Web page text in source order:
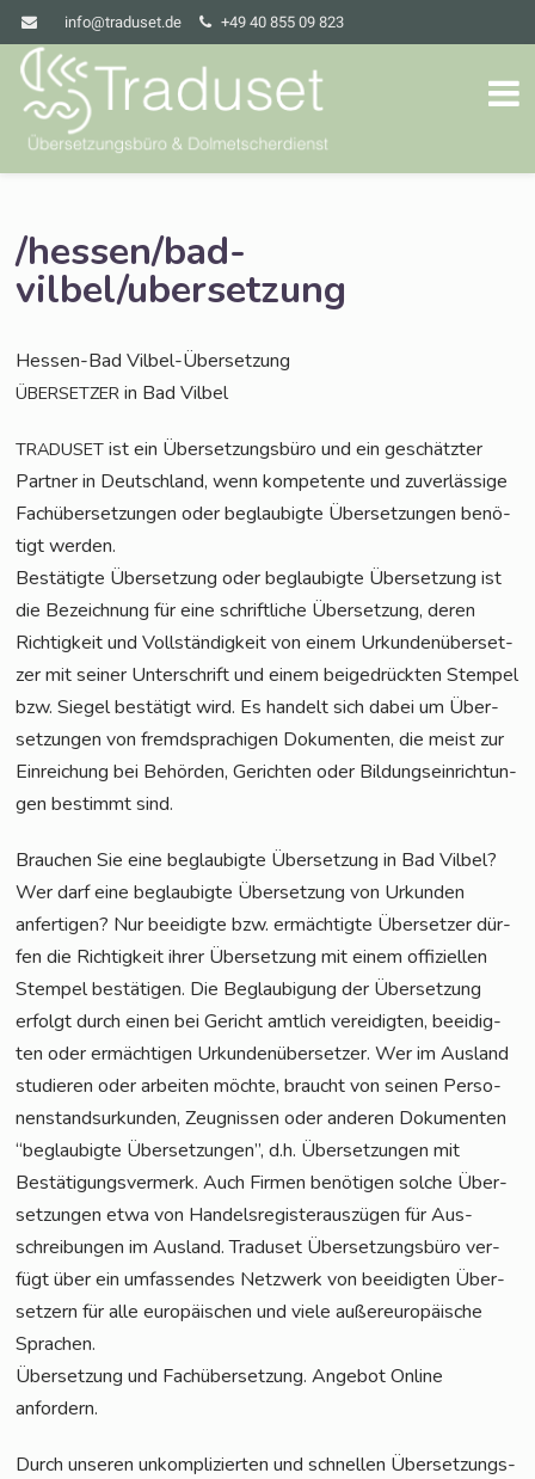
info@traduset.de +49 40 855 09 823
/hessen/bad-
vilbel/ubersetzung
Hes­sen-Bad Vilbel-Übersetzung
ÜBERSETZER in Bad Vilbel
TRADUSET ist ein Über­set­zungs­bü­ro und ein geschätz­ter
Part­ner in Deutsch­land, wenn kom­pe­ten­te und zuver­läs­si­ge
Fach­über­set­zun­gen oder beglau­big­te Über­set­zun­gen benö­
tigt werden.
Bestä­tig­te Über­set­zung oder beglau­big­te Über­set­zung ist
die Bezeich­nung für eine schrift­li­che Über­set­zung, deren
Rich­tig­keit und Voll­stän­dig­keit von einem Urkun­den­über­set­
zer mit sei­ner Unter­schrift und einem bei­gedrück­ten Stem­pel
bzw. Sie­gel bestä­tigt wird. Es han­delt sich dabei um Über­
set­zun­gen von fremd­spra­chi­gen Doku­men­ten, die meist zur
Ein­rei­chung bei Behör­den, Gerich­ten oder Bil­dungs­ein­rich­tun­
gen bestimmt sind.
Brau­chen Sie eine beglau­big­te Über­set­zung in Bad Vil­bel?
Wer darf eine beglau­big­te Über­set­zung von Urkun­den
anfer­ti­gen? Nur beei­dig­te bzw. ermäch­tig­te Über­set­zer dür­
fen die Rich­tig­keit ihrer Über­set­zung mit einem offi­zi­el­len
Stem­pel bestä­ti­gen. Die Beglau­bi­gung der Über­set­zung
erfolgt durch einen bei Gericht amt­lich ver­ei­dig­ten, beei­dig­
ten oder ermäch­ti­gen Urkun­den­über­set­zer. Wer im Aus­land
stu­die­ren oder arbei­ten möch­te, braucht von sei­nen Per­so­
nen­stand­sur­kun­den, Zeug­nis­sen oder ande­ren Doku­men­ten
“beglau­big­te Über­set­zun­gen”, d.h. Über­set­zun­gen mit
Bestä­ti­gungs­ver­merk. Auch Fir­men benö­ti­gen sol­che Über­
set­zun­gen etwa von Han­dels­re­gis­ter­aus­zü­gen für Aus­
schrei­bun­gen im Aus­land. Tra­du­set Über­set­zungs­bü­ro ver­
fügt über ein umfas­sen­des Netz­werk von beei­dig­ten Über­
set­zern für alle euro­päi­schen und vie­le außer­eu­ro­päi­sche
Sprachen.
Über­set­zung und Fach­über­set­zung. Ange­bot Online
anfordern.
Durch unse­ren unkom­pli­zier­ten und schnel­len Über­set­zungs­